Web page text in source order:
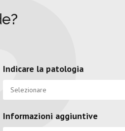
Indicare la patologia
Informazioni aggiuntive